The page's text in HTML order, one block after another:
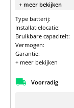
+ meer bekijken
Type batterij:
Installatielocatie:
Bruikbare capaciteit:
Vermogen:
Garantie:
+ meer bekijken
Voorradig